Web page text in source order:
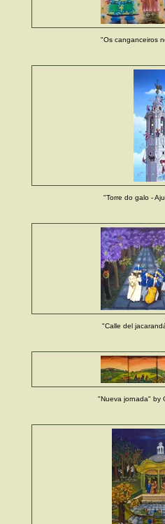
"Os canganceiros
"Torre do galo -
"Calle del
"Nueva jornada" by